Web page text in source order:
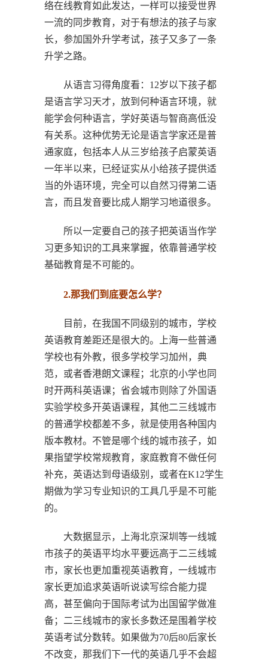
络在线教育如此发达，一样可以接受世界
一流的同步教育，对于有想法的孩子与家
长，参加国外升学考试，孩子又多了一条
升学之路。
从语言习得角度看：12岁以下孩子都
是语言学习天才，放到何种语言环境，就
能学会何种语言，学好英语与智商高低没
有关系。这种优势无论是语言学家还是普
通家庭，包括本人从三岁给孩子启蒙英语
一年半以来，已经证实从小给孩子提供适
当的外语环境，完全可以自然习得第二语
言，而且发音要比成人期学习地道很多。
所以一定要自己的孩子把英语当作学
习更多知识的工具来掌握，依靠普通学校
基础教育是不可能的。
2.那我们到底要怎么学？
目前，在我国不同级别的城市，学校
英语教育差距还是很大的。上海一些普通
学校也有外教，很多学校学习加州，典
范，或者香港朗文课程；北京的小学也同
时开两科英语课；省会城市则除了外国语
实验学校多开英语课程，其他二三线城市
的普通学校都差不多，就是使用各种国内
版本教材。不管是哪个线的城市孩子，如
果指望学校常规教育，家庭教育不做任何
补充，英语达到母语级别，或者在K12学生
期做为学习专业知识的工具几乎是不可能
的。
大数据显示，上海北京深圳等一线城
市孩子的英语平均水平要远高于二三线城
市，家长也更加重视英语教育，一线城市
家长更加追求英语听说读写综合能力提
高，甚至偏向于国际考试为出国留学做准
备；二三线城市的家长多数还是围着学校
英语考试分数转。如果做为70后80后家长
不改变，那我们下一代的英语几乎不会超